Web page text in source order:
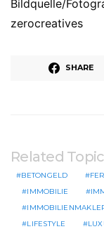
Bildquelle/
zerocreatives
SHARE
Related
BETONGELD
IMMOBILIE
LIFESTYLE